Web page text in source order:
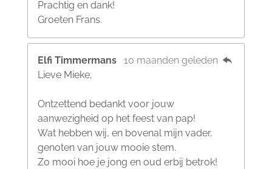
Prachtig en dank!
Groeten Frans.
Elfi Timmermans
10 maanden geleden
Lieve Mieke,
Ontzettend bedankt voor jouw
aanwezigheid op het feest van pap!
Wat hebben wij, en bovenal mijn vader,
genoten van jouw mooie stem.
Zo mooi hoe je jong en oud erbij betrok!